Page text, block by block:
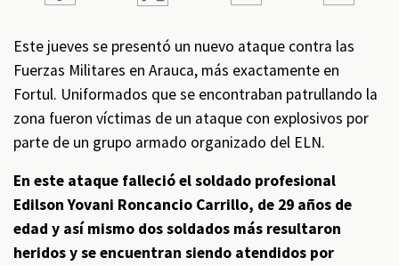
Este jueves se presentó un nuevo ataque contra las
Fuerzas Militares en Arauca, más exactamente en
Fortul. Uniformados que se encontraban patrullando la
zona fueron víctimas de un ataque con explosivos por
parte de un grupo armado organizado del ELN.
En este ataque falleció el soldado profesional
Edilson Yovani Roncancio Carrillo, de 29 años de
edad y así mismo dos soldados más resultaron
heridos y se encuentran siendo atendidos por